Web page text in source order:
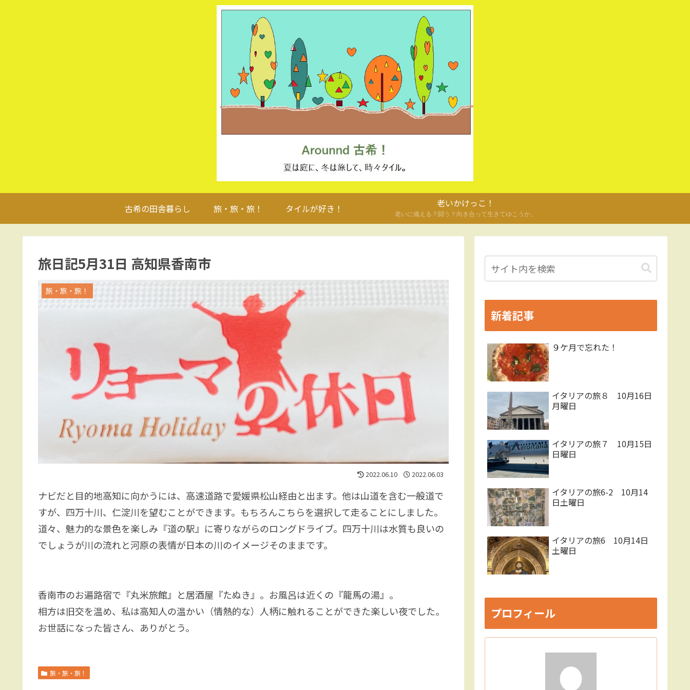
古希の田舎暮らし 旅・旅・旅！ タイルが好き！ 老いかけっこ！
老いに備える？闘う？向き合って生きてゆこうか。
旅日記5月31日 高知県香南市
旅・旅・旅！
2022.06.10 2022.06.03
ナビだと目的地高知に向かうには、高速道路で愛媛県松山経由と出ます。他は山道を含む一般道で
すが、四万十川、仁淀川を望むことができます。もちろんこちらを選択して走ることにしました。
道々、魅力的な景色を楽しみ『道の駅』に寄りながらのロングドライブ。四万十川は水質も良いの
でしょうが川の流れと河原の表情が日本の川のイメージそのままです。
香南市のお遍路宿で『丸米旅館』と居酒屋『たぬき』。お風呂は近くの『龍馬の湯』。
相方は旧交を温め、私は高知人の温かい（情熱的な）人柄に触れることができた楽しい夜でした。
お世話になった皆さん、ありがとう。
旅・旅・旅！
新着記事
９ケ月で忘れた！
イタリアの旅８ 10月16日
月曜日
イタリアの旅７ 10月15日
日曜日
イタリアの旅6-2 10月14
日土曜日
イタリアの旅6 10月14日
土曜日
プロフィール